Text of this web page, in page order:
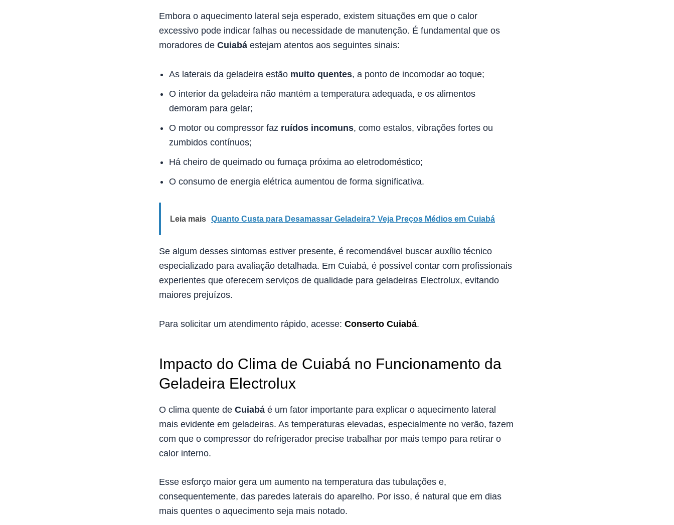
Embora o aquecimento lateral seja esperado, existem situações em que o calor
excessivo pode indicar falhas ou necessidade de manutenção. É fundamental que os
moradores de Cuiabá estejam atentos aos seguintes sinais:
As laterais da geladeira estão muito quentes, a ponto de incomodar ao toque;
O interior da geladeira não mantém a temperatura adequada, e os alimentos
demoram para gelar;
O motor ou compressor faz ruídos incomuns, como estalos, vibrações fortes ou
zumbidos contínuos;
Há cheiro de queimado ou fumaça próxima ao eletrodoméstico;
O consumo de energia elétrica aumentou de forma significativa.
Leia mais Quanto Custa para Desamassar Geladeira? Veja Preços Médios em Cuiabá
Se algum desses sintomas estiver presente, é recomendável buscar auxílio técnico
especializado para avaliação detalhada. Em Cuiabá, é possível contar com profissionais
experientes que oferecem serviços de qualidade para geladeiras Electrolux, evitando
maiores prejuízos.
Para solicitar um atendimento rápido, acesse: Conserto Cuiabá.
Impacto do Clima de Cuiabá no Funcionamento da
Geladeira Electrolux
O clima quente de Cuiabá é um fator importante para explicar o aquecimento lateral
mais evidente em geladeiras. As temperaturas elevadas, especialmente no verão, fazem
com que o compressor do refrigerador precise trabalhar por mais tempo para retirar o
calor interno.
Esse esforço maior gera um aumento na temperatura das tubulações e,
consequentemente, das paredes laterais do aparelho. Por isso, é natural que em dias
mais quentes o aquecimento seja mais notado.